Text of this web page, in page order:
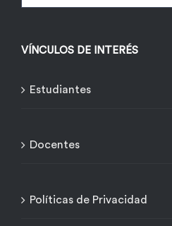
VÍNCULOS DE INTERÉS
Estudiantes
Docentes
Políticas de Privacidad